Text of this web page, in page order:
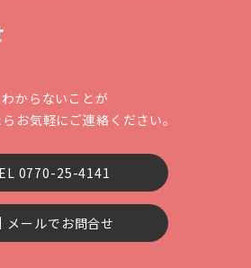
からないことが
お気軽にご連絡ください。
0770-25-4141
メールでお問合せ